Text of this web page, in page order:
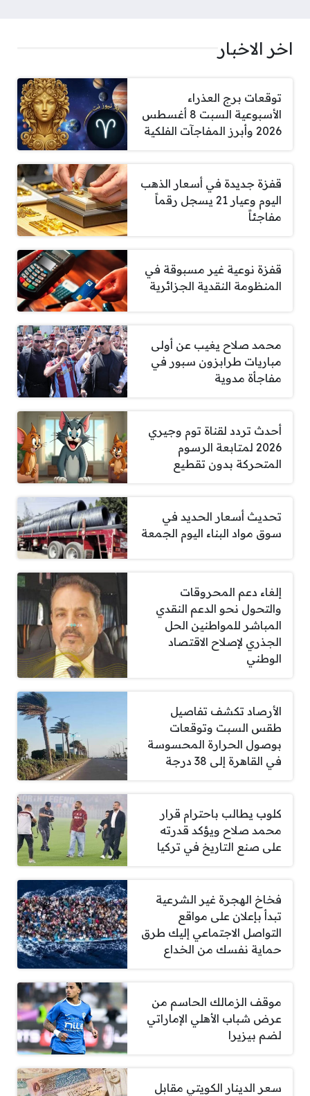
اخر الاخبار
توقعات برج العذراء
الأسبوعية السبت 8 أغسطس
2026 وأبرز المفاجآت الفلكية
قفزة جديدة في أسعار الذهب
اليوم وعيار 21 يسجل رقماً
مفاجئاً
قفزة نوعية غير مسبوقة في
المنظومة النقدية الجزائرية
محمد صلاح يغيب عن أولى
مباريات طرابزون سبور في
مفاجأة مدوية
أحدث تردد لقناة توم وجيري
2026 لمتابعة الرسوم
المتحركة بدون تقطيع
تحديث أسعار الحديد في
سوق مواد البناء اليوم الجمعة
إلغاء دعم المحروقات
والتحول نحو الدعم النقدي
المباشر للمواطنين الحل
الجذري لإصلاح الاقتصاد
الوطني
الأرصاد تكشف تفاصيل
طقس السبت وتوقعات
بوصول الحرارة المحسوسة
في القاهرة إلى 38 درجة
كلوب يطالب باحترام قرار
محمد صلاح ويؤكد قدرته
على صنع التاريخ في تركيا
فخاخ الهجرة غير الشرعية
تبدأ بإعلان على مواقع
التواصل الاجتماعي إليك طرق
حماية نفسك من الخداع
موقف الزمالك الحاسم من
عرض شباب الأهلي الإماراتي
لضم بيزيرا
سعر الدينار الكويتي مقابل